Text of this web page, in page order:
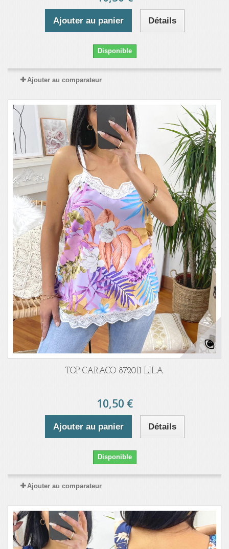
Ajouter au panier Détails
Disponible
Ajouter au comparateur
TOP CARACO 8720I1 LILA
10,50 €
Ajouter au panier Détails
Disponible
Ajouter au comparateur